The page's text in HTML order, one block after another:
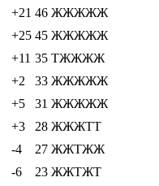
+21 46 ЖЖЖЖЖ
+25 45 ЖЖЖЖЖ
+11 35 ТЖЖЖЖ
+2 33 ЖЖЖЖЖ
+5 31 ЖЖЖЖЖ
+3 28 ЖЖЖТТ
-4 27 ЖЖТЖЖ
-6 23 ЖЖТЖТ